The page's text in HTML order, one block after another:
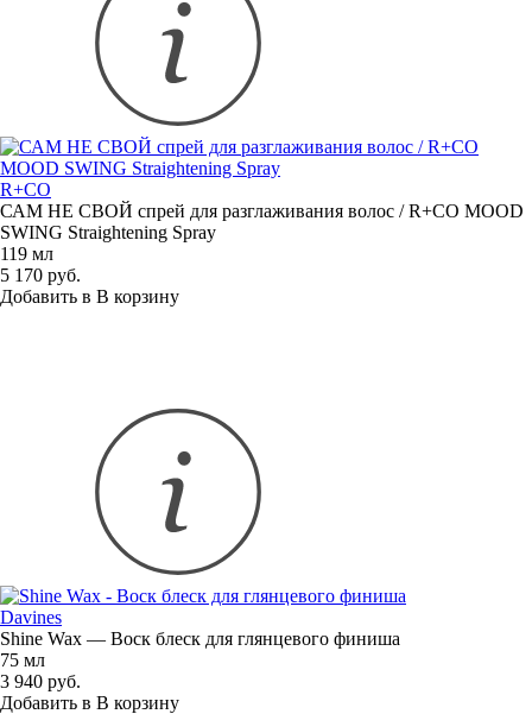
R+CO
САМ НЕ СВОЙ спрей для разглаживания волос / R+CO MOOD
SWING Straightening Spray
119 мл
5 170 руб.
Добавить в В корзину
Davines
Shine Wax — Воск блеск для глянцевого финиша
75 мл
3 940 руб.
Добавить в В корзину